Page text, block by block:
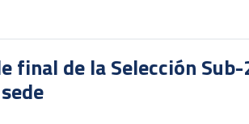
final de la Selección